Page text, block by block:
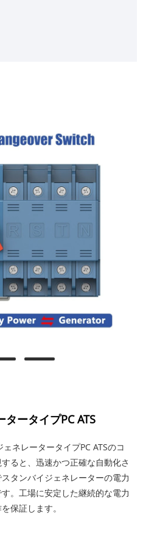
ータイプPC ATS
ネレータータイプPC ATSのコ
ると、迅速かつ正確な自動化さ
タンバイジェネレーターの電力
。工場に安定した継続的な電力
保証します。